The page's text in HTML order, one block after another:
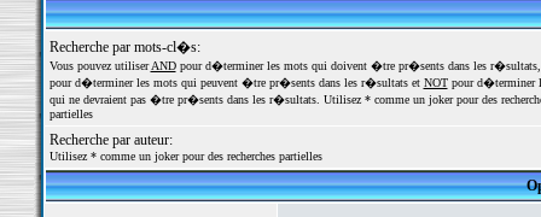
Recherche par mots-cl�s:
Vous pouvez utiliserANDpour d�terminer les mots qui doivent �tre pr�sents dans les
pour d�terminer les mots qui peuvent �tre pr�sents dans les r�sultats et NOTpour d�terminer
qui ne devraient pas �tre pr�sents dans les r�sultats. Utilisez * comme un joker pour des
partielles
Recherche par auteur:
Utilisez * comme un joker pour des recherches partielles